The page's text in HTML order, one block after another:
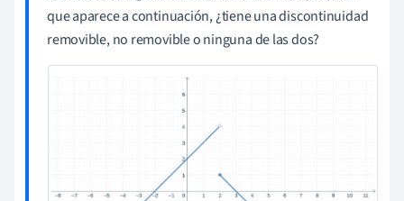
que aparece a continuación, ¿tiene una discontinuidad
removible, no removible o ninguna de las dos?